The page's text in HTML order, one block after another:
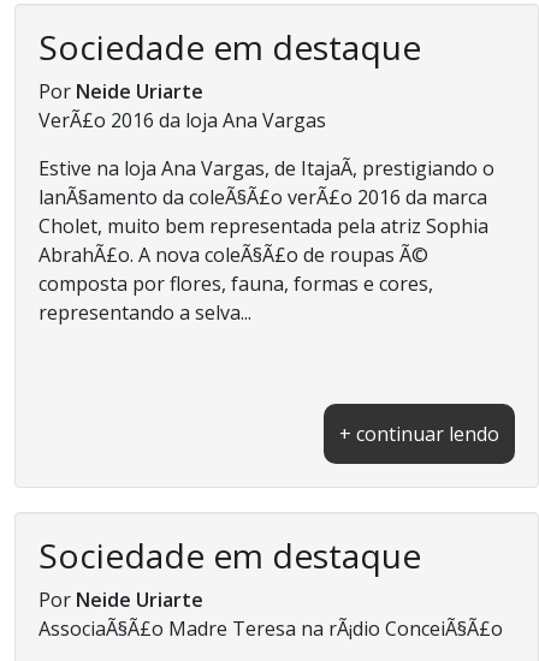
Sociedade em destaque
Por Neide Uriarte
VerÃ£o 2016 da loja Ana Vargas
Estive na loja Ana Vargas, de ItajaÃ­, prestigiando o
lanÃ§amento da coleÃ§Ã£o verÃ£o 2016 da marca
Cholet, muito bem representada pela atriz Sophia
AbrahÃ£o. A nova coleÃ§Ã£o de roupas Ã©
composta por flores, fauna, formas e cores,
representando a selva...
+ continuar lendo
Sociedade em destaque
Por Neide Uriarte
AssociaÃ§Ã£o Madre Teresa na rÃ¡dio ConceiÃ§Ã£o